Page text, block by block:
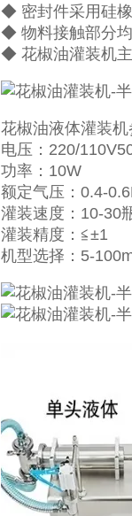
◆ 密封件采用硅
◆ 物料接触部分
◆ 花椒油灌装机
花椒油液体灌装
电压：220/
功率：10W
额定气压：0.4-
灌装速度：10-30
灌装精度：≦±1
机型选择：5-